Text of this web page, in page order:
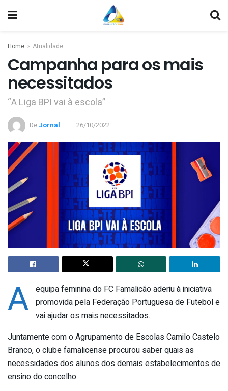
Home Atualidade
Campanha para os mais
necessitados
“A Liga BPI vai à escola”
De Jornal 26/10/2022
A equipa feminina do FC Famalicão aderiu à iniciativa
promovida pela Federação Portuguesa de Futebol e
vai ajudar os mais necessitados.
Juntamente com o Agrupamento de Escolas Camilo Castelo
Branco, o clube famalicense procurou saber quais as
necessidades dos alunos dos demais estabelecimentos de
ensino do concelho.